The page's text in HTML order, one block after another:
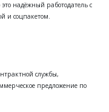
надёжный работодатель с
и соцпакетом.
службы,
предложение по